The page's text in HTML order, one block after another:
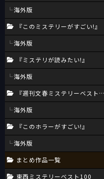
海外版
『このミステリーがすごい!』
海外版
『ミステリが読みたい!』
海外版
『週刊文春ミステリーベスト
海外版
『このホラーがすごい!』
海外版
まとめ作品一覧
東西ミステリーベスト100